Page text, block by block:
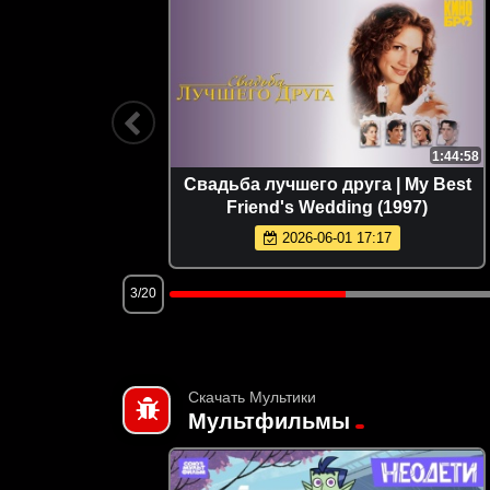
1:44:58
Свадьба лучшего друга | My Best
Friend's Wedding (1997)
2026-06-01 17:17
3/20
Скачать Мультики
Мультфильмы